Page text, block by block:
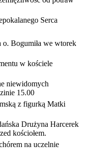
Serca
Bogumiła we wtorek
w kościele
niewidomych
15.00
z figurką Matki
Drużyna Harcerek
kościołem.
na uczelnie